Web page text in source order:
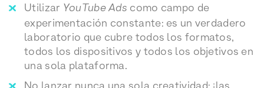
Utilizar YouTube Ads como campo de
experimentación constante: es un verdadero
laboratorio que cubre todos los formatos,
todos los dispositivos y todos los objetivos en
una sola plataforma.
No lanzar nunca una sola creatividad: ¡las